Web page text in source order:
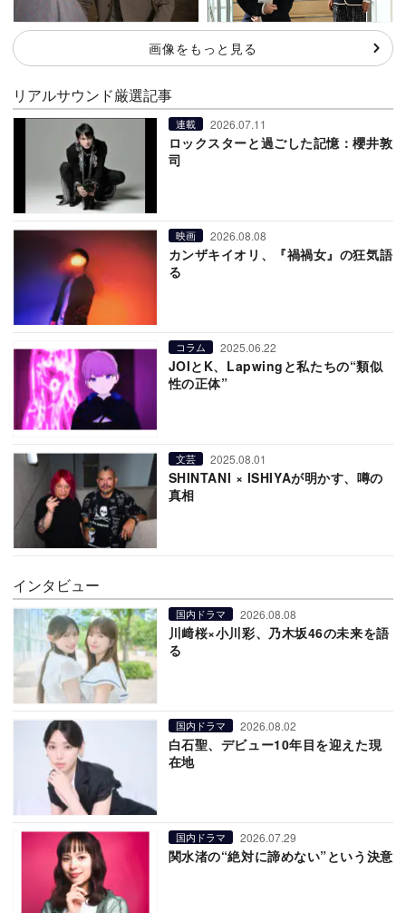
画像をもっと見る
リアルサウンド厳選記事
連載 2026.07.11
ロックスターと過ごした記憶：櫻井敦
司
映画 2026.08.08
カンザキイオリ、『禍禍女』の狂気語
る
コラム 2025.06.22
JOIとK、Lapwingと私たちの“類似
性の正体”
文芸 2025.08.01
SHINTANI × ISHIYAが明かす、噂の
真相
インタビュー
国内ドラマ 2026.08.08
川﨑桜×小川彩、乃木坂46の未来を語
る
国内ドラマ 2026.08.02
白石聖、デビュー10年目を迎えた現
在地
国内ドラマ 2026.07.29
関水渚の“絶対に諦めない”という決意